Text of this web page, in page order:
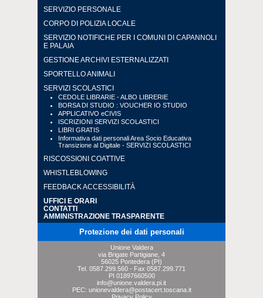
SERVIZIO PERSONALE
CORPO DI POLIZIA LOCALE
SERVIZIO NOTIFICHE PER I COMUNI DI CAPANNOLI
E PALAIA
GESTIONE ARCHIVI ESTERNALIZZATI
SPORTELLO ANIMALI
SERVIZI SCOLASTICI
CEDOLE LIBRARIE - ALBO LIBRERIE
BORSA DI STUDIO : VOUCHER IO STUDIO
APPLICATIVO eCIVIS
ISCRIZIONI SERVIZI SCOLASTICI
LIBRI GRATIS
Informativa dati personali Area Socio Educativa
Transizione al Digitale - SERVIZI SCOLASTICI
RISCOSSIONI COATTIVE
WHISTLEBLOWING
FEEDBACK ACCESSIBILITÀ
UFFICI E ORARI
CONTATTI
AMMINISTRAZIONE TRASPARENTE
Protezione dei dati personali
Unione Valdera
via Brigate Partigiane, 4
56025 Pontedera (PI)
Tel. 0587.299.560 - Fax 0587.299.771
PI 01897660500
info@unione.valdera.pi.it
PEC: unionevaldera@postacert.toscana.it